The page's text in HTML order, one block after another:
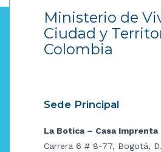
Ministerio de
Ciudad y
Colombia
Sede Principal
La Botica – Casa Imprenta
Carrera 6 # 8-77, Bogotá,